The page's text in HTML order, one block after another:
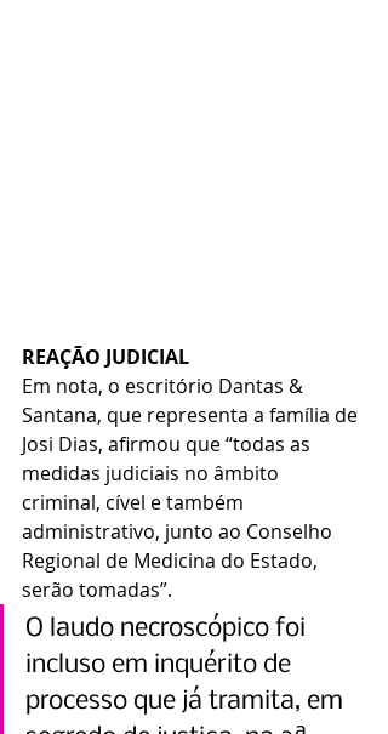
REAÇÃO JUDICIAL
Em nota, o escritório Dantas &
Santana, que representa a família de
Josi Dias, afirmou que “todas as
medidas judiciais no âmbito
criminal, cível e também
administrativo, junto ao Conselho
Regional de Medicina do Estado,
serão tomadas”.
O laudo necroscópico foi
incluso em inquérito de
processo que já tramita, em